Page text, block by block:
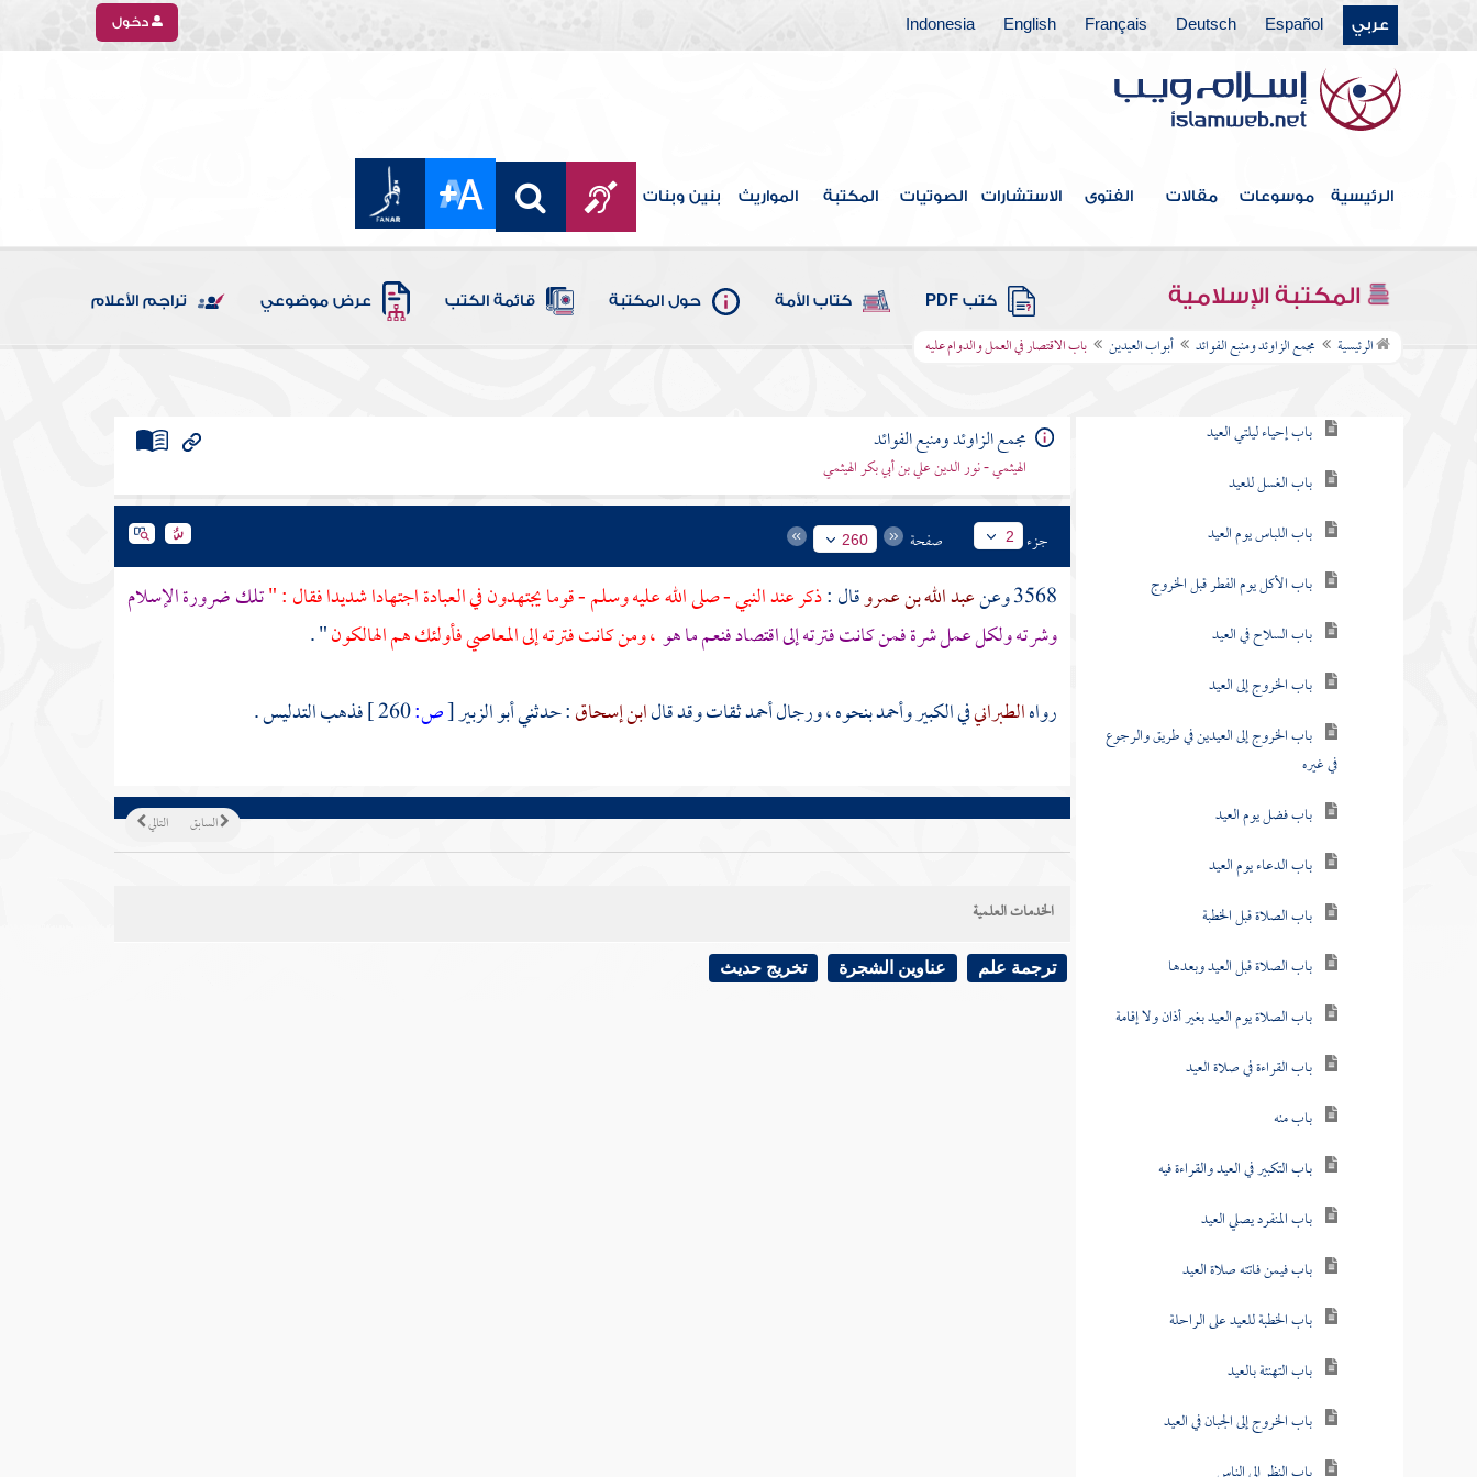
عربي Español
Deutsch
Français
English
Indonesia دخول
الرئيسية موسوعات مقالات الفتوى الاستشارات الصوتيات المكتبة المواريث بنين وبنات
المكتبة الإسلامية كتب PDF كتاب الأمة حول المكتبة قائمة الكتب عرض موضوعي تراجم الأعلام
الرئيسية مجمع الزاوئد ومنبع الفوائد أبواب العيدين باب الاقتصار في العمل والدوام عليه
فهرس الكتاب
خطبة الكتاب
كتاب الإيمان
كتاب العلم
كتاب الصلاة
أبواب العيدين
باب إحياء ليلتي العيد
باب الغسل للعيد
باب اللباس يوم العيد
باب الأكل يوم الفطر قبل الخروج
باب السلاح في العيد
باب الخروج إلى العيد
باب الخروج إلى العيدين في طريق والرجوع
في غيره
باب فضل يوم العيد
باب الدعاء يوم العيد
باب الصلاة قبل الخطبة
باب الصلاة قبل العيد وبعدها
باب الصلاة يوم العيد بغير أذان ولا إقامة
باب القراءة في صلاة العيد
باب منه
باب التكبير في العيد والقراءة فيه
باب المنفرد يصلي العيد
باب فيمن فاتته صلاة العيد
باب الخطبة للعيد على الراحلة
باب التهنئة بالعيد
باب الخروج إلى الجبان في العيد
مجمع الزاوئد ومنبع الفوائد
الهيثمي - نور الدين علي بن أبي بكر الهيثمي
جزء 2 صفحة 260
3568 وعن عبد الله بن عمروقال :ذكر عند النبي - صلى الله عليه وسلم - قوما يجتهدون في العبادة اجتهادا شديدا فقال : "تلك ضرورة الإسلام
وشرته ولكل عمل شرة فمن كانت فترته إلى اقتصاد فنعم ما هو، ومن كانت فترته إلى المعاصي فأولئك هم الهالكون" .
رواهالطبرانيفي الكبيروأحمدبنحوه ، ورجالأحمدثقات وقد قالابن إسحاق: حدثنيأبو الزبير[ص: فذهب التدليس .
التالي السابق
الخدمات العلمية
ترجمة علم عناوين الشجرة تخريج حديث